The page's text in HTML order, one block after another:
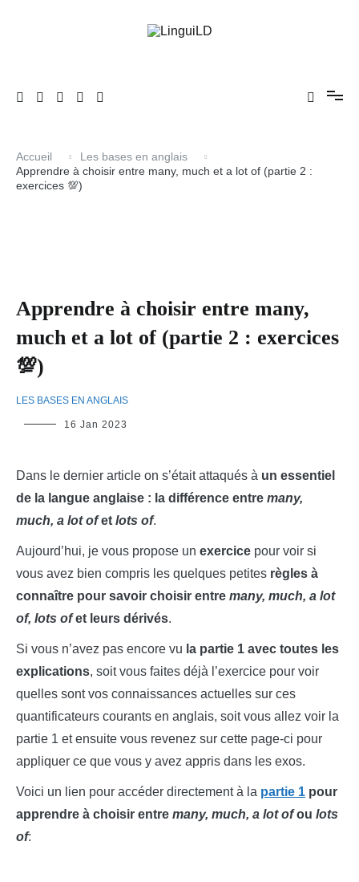
Accueil
Les bases en anglais
Apprendre à choisir entre many, much et a lot of (partie 2 :
exercices 💯)
Apprendre à choisir entre many,
much et a lot of (partie 2 : exercices
💯)
LES BASES EN ANGLAIS
LinguiLD 16 Jan 2023
Dans le dernier article on s’était attaqués à un essentiel
de la langue anglaise : la différence entre many,
much, a lot ofet lots of.
Aujourd’hui, je vous propose un exercice pour voir si
vous avez bien compris les quelques petites règles à
connaître pour savoir choisir entre many, much, a lot
of, lots ofet leurs dérivés.
Si vous n’avez pas encore vu la partie 1 avec toutes les
explications, soit vous faites déjà l’exercice pour voir
quelles sont vos connaissances actuelles sur ces
quantificateurs courants en anglais, soit vous allez voir la
partie 1 et ensuite vous revenez sur cette page-ci pour
appliquer ce que vous y avez appris dans les exos.
Voici un lien pour accéder directement à la partie 1 pour
apprendre à choisir entre many, much, a lot ofou lots
of: